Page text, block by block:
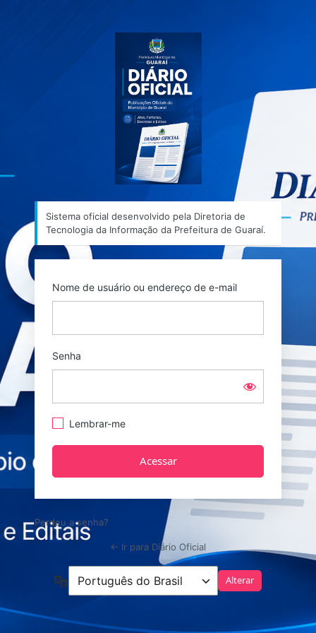
Sistema oficial desenvolvido pela Diretoria de
Tecnologia da Informação da Prefeitura de Guaraí.
Nome de usuário ou endereço de e-mail
Senha
Lembrar-me
Perdeu a senha?
← Ir para Diário Oficial
Idioma